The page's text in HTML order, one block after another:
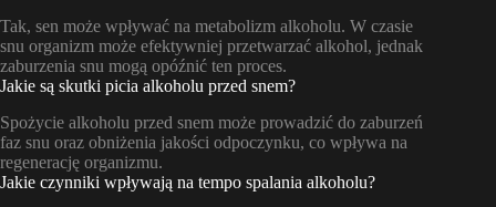
Tak, sen może wpływać na metabolizm alkoholu. W czasie
snu organizm może efektywniej przetwarzać alkohol, jednak
zaburzenia snu mogą opóźnić ten proces.
Jakie są skutki picia alkoholu przed snem?
Spożycie alkoholu przed snem może prowadzić do zaburzeń
faz snu oraz obniżenia jakości odpoczynku, co wpływa na
regenerację organizmu.
Jakie czynniki wpływają na tempo spalania alkoholu?